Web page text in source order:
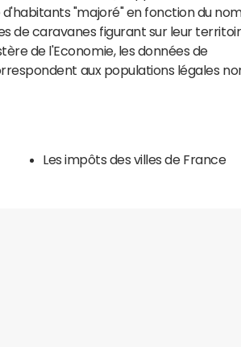
"majoré" en fonction du
de caravanes figurant sur leur
de l'Economie, les données de
aux populations légales
Les impôts des villes de France